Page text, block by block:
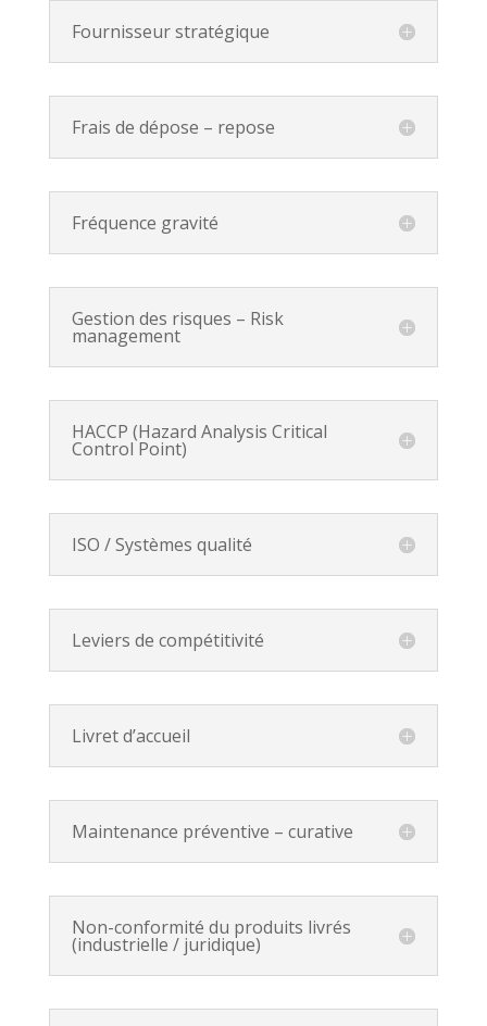
Fournisseur stratégique
Frais de dépose – repose
Fréquence gravité
Gestion des risques – Risk
management
HACCP (Hazard Analysis Critical
Control Point)
ISO / Systèmes qualité
Leviers de compétitivité
Livret d’accueil
Maintenance préventive – curative
Non-conformité du produits livrés
(industrielle / juridique)